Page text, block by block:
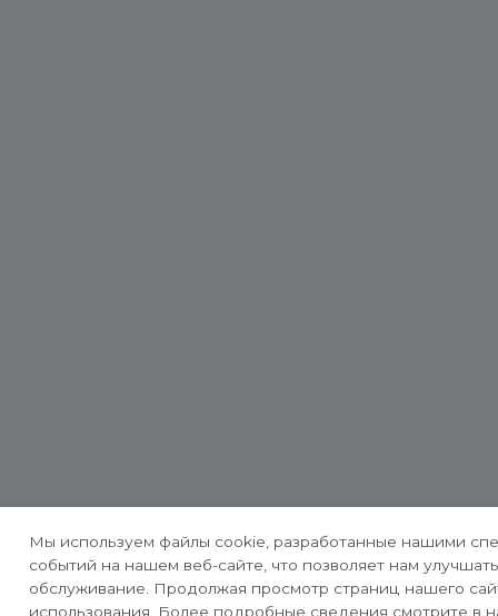
Мы используем файлы cookie, разработанные нашими
событий на нашем веб-сайте, что позволяет нам
обслуживание. Продолжая просмотр страниц нашего
использования. Более подробные сведения смотрите в